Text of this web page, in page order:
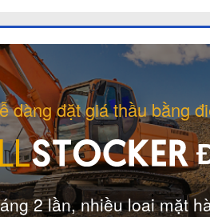
dàng đặt giá thầu bằng
2 lần, nhiều loai mặt